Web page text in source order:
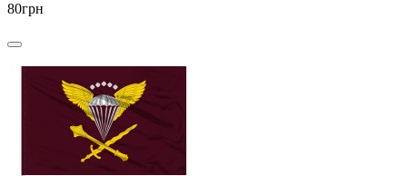
80грн